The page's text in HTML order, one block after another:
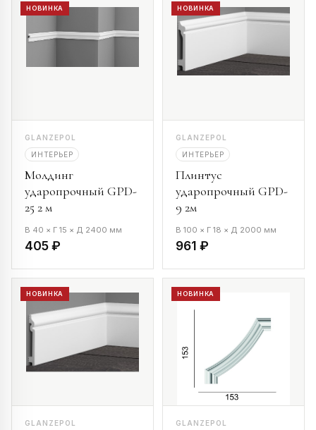
НОВИНКА
GLANZEPOL
ИНТЕРЬЕР
Молдинг
ударопрочный GPD-
25 2 м
В 40 × Г 15 × Д 2400 мм
405 ₽
НОВИНКА
GLANZEPOL
ИНТЕРЬЕР
Плинтус
ударопрочный GPD-
9 2м
В 100 × Г 18 × Д 2000 мм
961 ₽
НОВИНКА
GLANZEPOL
НОВИНКА
GLANZEPOL